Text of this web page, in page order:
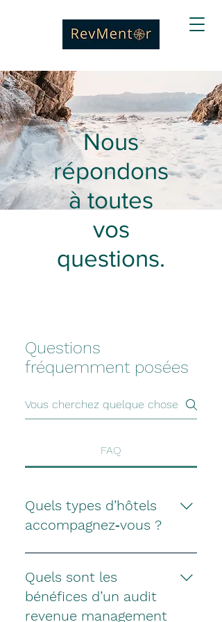
Nous
répondons
à toutes
vos
questions.
Questions
fréquemment posées
FAQ
Quels types d’hôtels
accompagnez‑vous ?
Toutes les typologies
d’établissements peuvent
bénéficier d’une stratégie de
Quels sont les
bénéfices d’un audit
revenue management